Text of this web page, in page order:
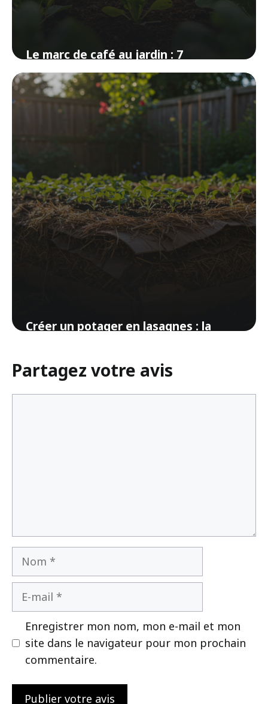
Le marc de café au jardin : 7
utilisations que vous ne soupçonnez
pas
30 mars 2026
Créer un potager en lasagnes : la
jardiner sans bêcher
30 mars 2026
Partagez votre avis
Nom
Enregistrer mon nom, mon e-mail et mon
site dans le navigateur pour mon prochain
commentaire.